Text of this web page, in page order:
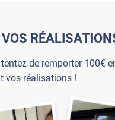
VOS
de remporter 100€
vos réalisations !